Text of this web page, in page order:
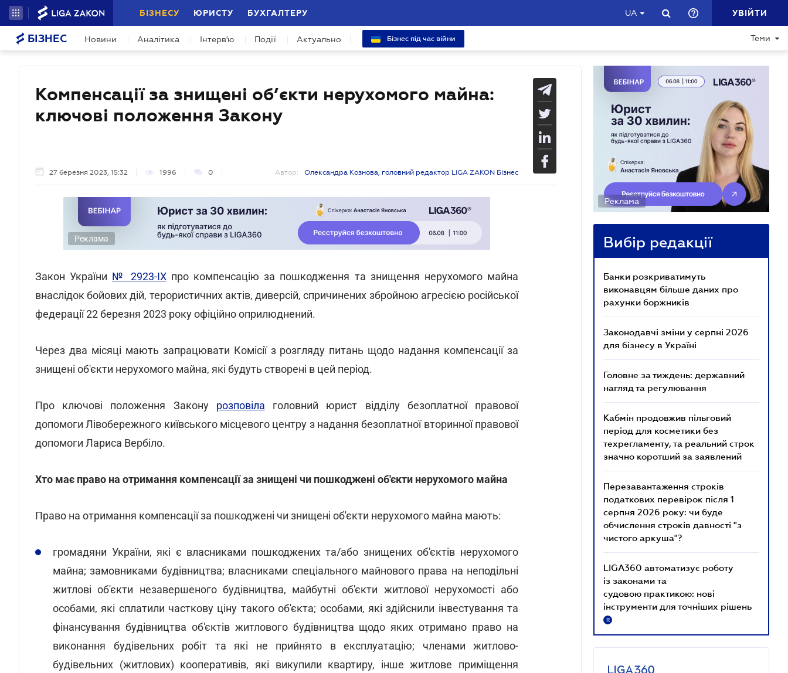
БІЗНЕСУ ЮРИСТУ БУХГАЛТЕРУ UA УВІЙТИ
БІЗНЕС Новини Аналітика Інтерв'ю Події Актуально Бізнес під час війни Теми
Компенсації за знищені об’єкти нерухомого майна:
ключові положення Закону
27 березня 2023, 15:32 1996 0 Автор: Олександра Кознова, головний редактор LIGA ZAKON Бізнес
Реклама
Закон України № 2923-IXпро компенсацію за пошкодження та знищення нерухомого майна
внаслідок бойових дій, терористичних актів, диверсій, спричинених збройною агресією російської
федерації22 березня 2023 року офіційно оприлюднений.
Через два місяці мають запрацювати Комісії з розгляду питань щодо надання компенсації за
знищені об'єкти нерухомого майна, які будуть створені в цей період.
Про ключові положення Закону розповіла головний юрист відділу безоплатної правової
допомоги Лівобережного київського місцевого центру з надання безоплатної вторинної правової
допомоги Лариса Вербіло.
Хто має право на отримання компенсації за знищені чи пошкоджені об'єкти нерухомого майна
Право на отримання компенсації за пошкоджені чи знищені об'єкти нерухомого майна мають:
громадяни України, які є власниками пошкоджених та/або знищених об'єктів нерухомого
майна; замовниками будівництва; власниками спеціального майнового права на неподільні
житлові об'єкти незавершеного будівництва, майбутні об'єкти житлової нерухомості або
особами, які сплатили часткову ціну такого об'єкта; особами, які здійснили інвестування та
фінансування будівництва об'єктів житлового будівництва щодо яких отримано право на
виконання будівельних робіт та які не прийнято в експлуатацію; членами житлово-
будівельних (житлових) кооперативів, які викупили квартиру, інше житлове приміщення
Реклама
Вибір редакції
Банки розкриватимуть
виконавцям більше даних про
рахунки боржників
Законодавчі зміни у серпні 2026
для бізнесу в Україні
Головне за тиждень: державний
нагляд та регулювання
Кабмін продовжив пільговий
період для косметики без
техрегламенту, та реальний строк
значно коротший за заявлений
Перезавантаження строків
податкових перевірок після 1
серпня 2026 року: чи буде
обчислення строків давності "з
чистого аркуша"?
LIGA360 автоматизує роботу
із законами та
судовою практикою: нові
інструменти для точніших рішень
R